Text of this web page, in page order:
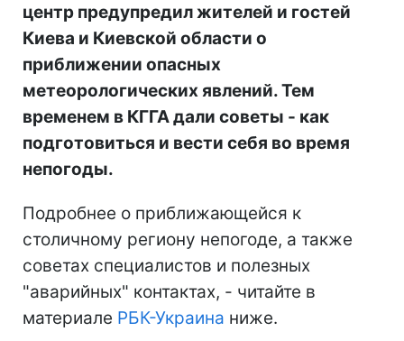
центр предупредил жителей и гостей
Киева и Киевской области о
приближении опасных
метеорологических явлений. Тем
временем в КГГА дали советы - как
подготовиться и вести себя во время
непогоды.
Подробнее о приближающейся к
столичному региону непогоде, а также
советах специалистов и полезных
"аварийных" контактах, - читайте в
материале РБК-Украина ниже.